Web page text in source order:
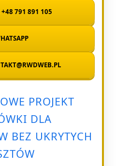
+48 791 891 105
PROJEKT
DLA
BEZ UKRYTYCH